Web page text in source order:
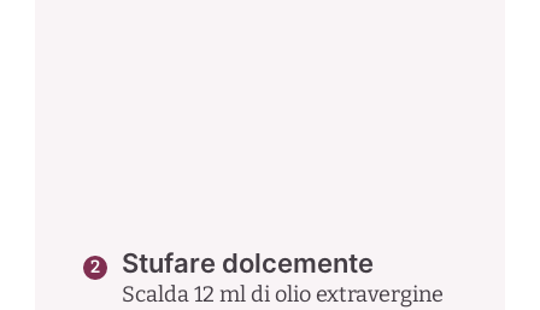
Stufare dolcemente
Scalda 12 ml di olio extravergine